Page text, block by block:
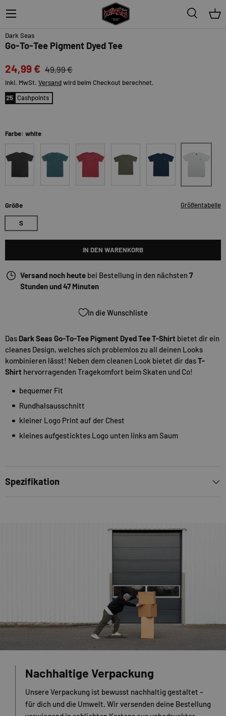
Suche
Menü
50%
Dark Seas
Go-To-Tee Pigment Dyed Tee
24,99 € 49,99 €
inkl. MwSt. Versandwird beim Checkout berechnet.
25 Cashpoints
Farbe: white
Größe Größentabelle
S
IN DEN WARENKORB
Versand noch heute bei Bestellung in den nächsten 7
Stunden und 47 Minuten
In die Wunschliste
Das Dark Seas Go-To-Tee Pigment Dyed Tee T-Shirt bietet dir ein
cleanes Design, welches sich problemlos zu all deinen Looks
kombinieren lässt! Neben dem cleanen Look bietet dir dasT-
Shirt hervorragenden Tragekomfort beim Skaten und Co!
bequemer Fit
Rundhalsausschnitt
kleiner Logo Print auf der Chest
kleines aufgesticktes Logo unten links am Saum
Spezifikation
Nachhaltige Verpackung
Unsere Verpackung ist bewusst nachhaltig gestaltet –
für dich und die Umwelt. Wir versenden deine Bestellung